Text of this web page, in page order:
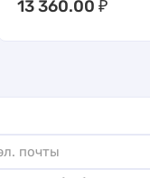
13 360.00 ₽